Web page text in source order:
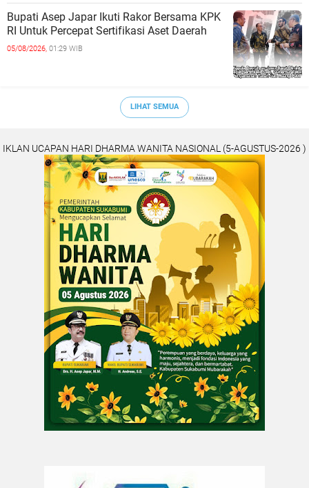
Bupati Asep Japar Ikuti Rakor Bersama KPK
RI Untuk Percepat Sertifikasi Aset Daerah
05/08/2026, 01:29 WIB
LIHAT SEMUA
IKLAN UCAPAN HARI DHARMA WANITA NASIONAL (5-AGUSTUS-2026 )